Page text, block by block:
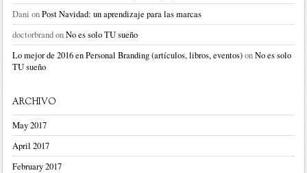
Dani onPost Navidad: un aprendizaje para las marcas
doctorbrandonNo es solo TU sueño
Lo mejor de 2016 en Personal Branding (artículos, libros, eventos)onNo es solo
TU sueño
ARCHIVO
May 2017
April 2017
February 2017